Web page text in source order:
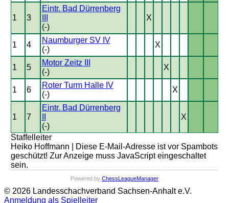
1 3
Eintr. Bad Dürrenberg
(-)
X
1 4
Naumburger SV IV
(-)
X
1 5
Motor Zeitz III
(-)
X
1 6
Roter Turm Halle IV
(-)
X
1 7
Eintr. Bad Dürrenberg
(-)
X
Staffelleiter
Heiko Hoffmann |
Diese E-Mail-Adresse ist vor Spambots
geschützt! Zur Anzeige muss JavaScript eingeschaltet
sein.
Powered by ChessLeagueManager
© 2026 Landesschachverband Sachsen-Anhalt e.V.
Anmeldung als Spielleiter